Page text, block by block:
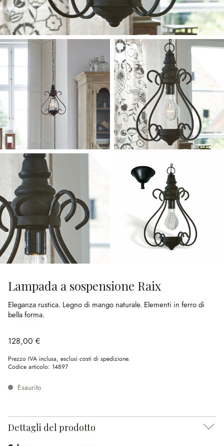
Lampada a sospensione Raix
Eleganza rustica. Legno di mango naturale. Elementi in ferro di
bella forma.
128,00 €
Prezzo IVA inclusa, esclusi costi di spedizione.
Codice articolo: 14897
Esaurito
Dettagli del prodotto